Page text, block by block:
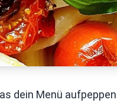
dein Menü